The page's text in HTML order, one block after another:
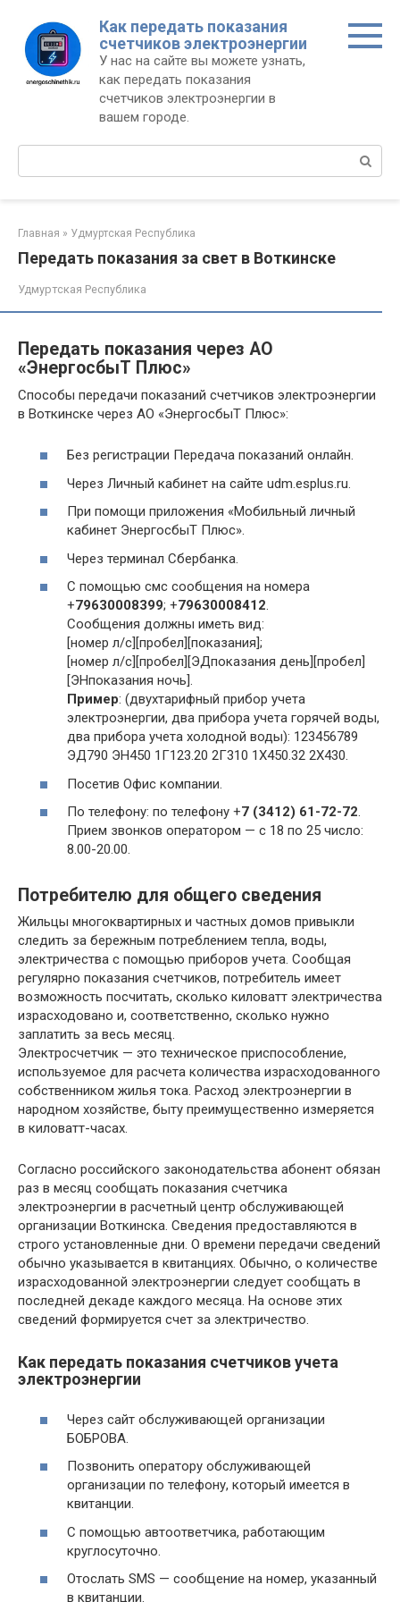
контенту
Как передать показания
счетчиков электроэнергии
У нас на сайте вы можете узнать,
как передать показания
счетчиков электроэнергии в
вашем городе.
Поиск:
Главная » Удмуртская Республика
Передать показания за свет в Воткинске
Удмуртская Республика
Передать показания через АО
«ЭнергосбыТ Плюс»
Способы передачи показаний счетчиков электроэнергии
в Воткинске через АО «ЭнергосбыТ Плюс»:
Без регистрации Передача показаний онлайн.
Через Личный кабинет на сайте udm.esplus.ru.
При помощи приложения «Мобильный личный
кабинет ЭнергосбыТ Плюс».
Через терминал Сбербанка.
С помощью смс сообщения на номера
+79630008399; +79630008412.
Сообщения должны иметь вид:
[номер л/с][пробел][показания];
[номер л/с][пробел][ЭДпоказания день][пробел]
[ЭНпоказания ночь].
Пример: (двухтарифный прибор учета
электроэнергии, два прибора учета горячей воды,
два прибора учета холодной воды): 123456789
ЭД790 ЭН450 1Г123.20 2Г310 1Х450.32 2Х430.
Посетив Офис компании.
По телефону: по телефону +7 (3412) 61-72-72.
Прием звонков оператором — с 18 по 25 число:
8.00-20.00.
Потребителю для общего сведения
Жильцы многоквартирных и частных домов привыкли
следить за бережным потреблением тепла, воды,
электричества с помощью приборов учета. Сообщая
регулярно показания счетчиков, потребитель имеет
возможность посчитать, сколько киловатт электричества
израсходовано и, соответственно, сколько нужно
заплатить за весь месяц.
Электросчетчик — это техническое приспособление,
используемое для расчета количества израсходованного
собственником жилья тока. Расход электроэнергии в
народном хозяйстве, быту преимущественно измеряется
в киловатт-часах.
Согласно российского законодательства абонент обязан
раз в месяц сообщать показания счетчика
электроэнергии в расчетный центр обслуживающей
организации Воткинска. Сведения предоставляются в
строго установленные дни. О времени передачи сведений
обычно указывается в квитанциях. Обычно, о количестве
израсходованной электроэнергии следует сообщать в
последней декаде каждого месяца. На основе этих
сведений формируется счет за электричество.
Как передать показания счетчиков учета
электроэнергии
Через сайт обслуживающей организации
БОБРОВА.
Позвонить оператору обслуживающей
организации по телефону, который имеется в
квитанции.
С помощью автоответчика, работающим
круглосуточно.
Отослать SMS — сообщение на номер, указанный
в квитанции.